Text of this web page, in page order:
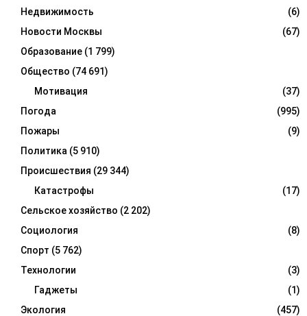
Недвижимость
(6)
Новости Москвы
(67)
Образование (1 799)
Общество (74 691)
Мотивация
(37)
Погода
(995)
Пожары
(9)
Политика (5 910)
Происшествия (29 344)
Катастрофы
(17)
Сельское хозяйство (2 202)
Социология
(8)
Спорт (5 762)
Технологии
(3)
Гаджеты
(1)
Экология
(457)